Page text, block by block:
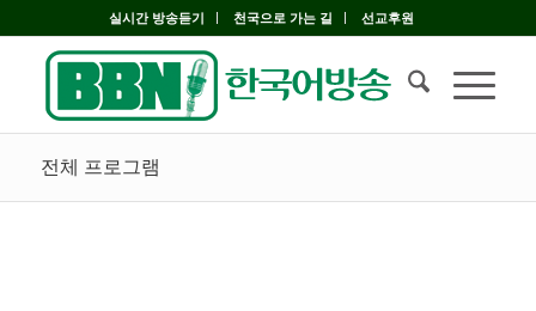
실시간 방송듣기 천국으로 가는 길 선교후원
전체 프로그램